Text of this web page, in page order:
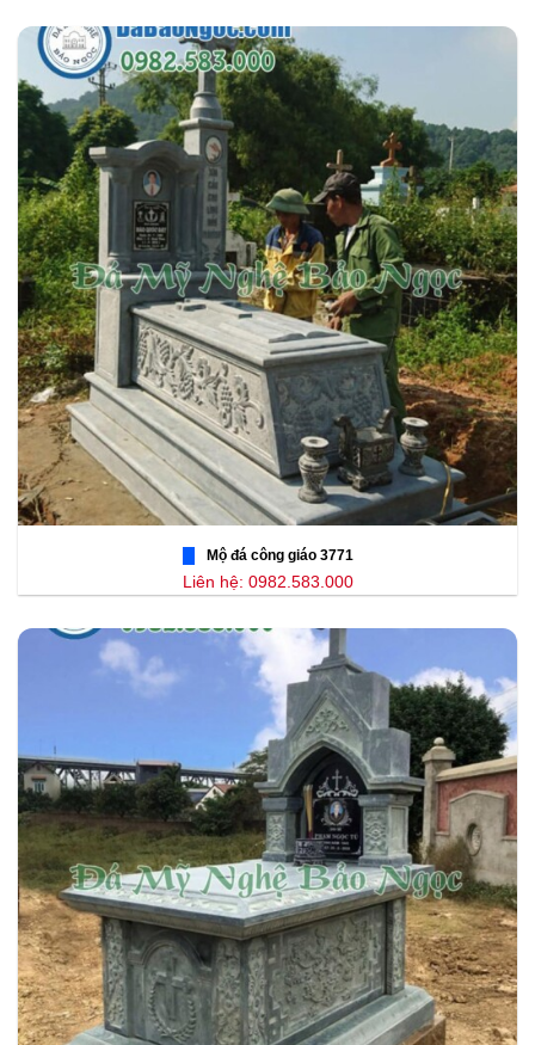
Mộ đá công giáo 3771
Liên hệ: 0982.583.000